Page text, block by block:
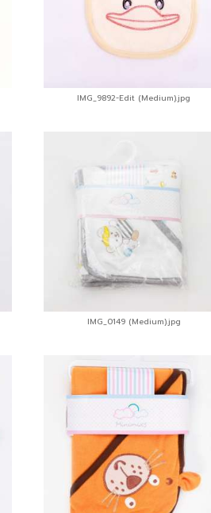
IMG_9892-Edit (Medium).jpg
IMG_0149 (Medium).jpg